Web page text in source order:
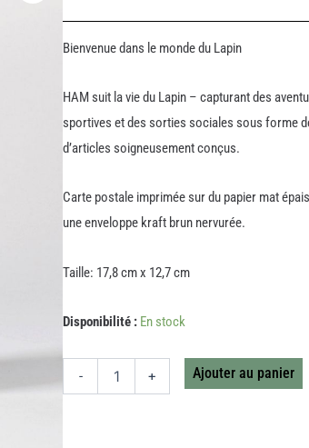
Bienvenue dans le monde du Lapin
HAM suit la vie du Lapin – capturant des
sportives et des sorties sociales sous forme
d’articles soigneusement conçus.
Carte postale imprimée sur du papier mat
une enveloppe kraft brun nervurée.
Taille: 17,8 cm x 12,7 cm
Disponibilité : En stock
-
quantité
CARTE
+ Ajouter au panier